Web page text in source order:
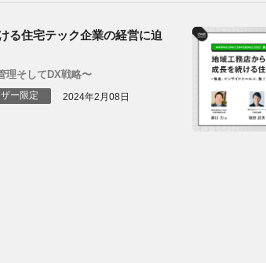
る住宅テック企業の経営に迫
理そしてDX戦略〜
ー限定 2024年2月08日